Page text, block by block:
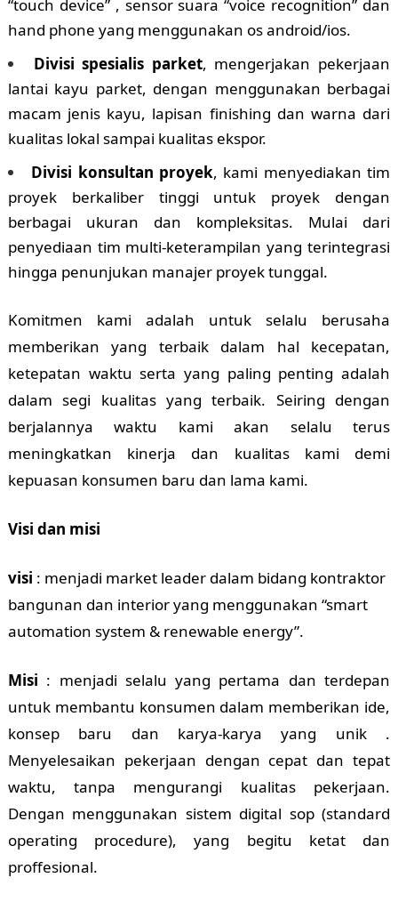
“touch device” , sensor suara “voice recognition” dan
hand phone yang menggunakan os android/ios.
Divisi spesialis parket, mengerjakan pekerjaan
lantai kayu parket, dengan menggunakan berbagai
macam jenis kayu, lapisan finishing dan warna dari
kualitas lokal sampai kualitas ekspor.
Divisi konsultan proyek, kami menyediakan tim
proyek berkaliber tinggi untuk proyek dengan
berbagai ukuran dan kompleksitas. Mulai dari
penyediaan tim multi-keterampilan yang terintegrasi
hingga penunjukan manajer proyek tunggal.
Komitmen kami adalah untuk selalu berusaha
memberikan yang terbaik dalam hal kecepatan,
ketepatan waktu serta yang paling penting adalah
dalam segi kualitas yang terbaik. Seiring dengan
berjalannya waktu kami akan selalu terus
meningkatkan kinerja dan kualitas kami demi
kepuasan konsumen baru dan lama kami.
Visi dan misi
visi : menjadi market leader dalam bidang kontraktor
bangunan dan interior yang menggunakan “smart
automation system & renewable energy”.
Misi : menjadi selalu yang pertama dan terdepan
untuk membantu konsumen dalam memberikan ide,
konsep baru dan karya-karya yang unik .
Menyelesaikan pekerjaan dengan cepat dan tepat
waktu, tanpa mengurangi kualitas pekerjaan.
Dengan menggunakan sistem digital sop (standard
operating procedure), yang begitu ketat dan
proffesional.